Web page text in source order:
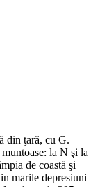
din ţară, cu G.
la N şi la
de coastă şi
marile depresiuni